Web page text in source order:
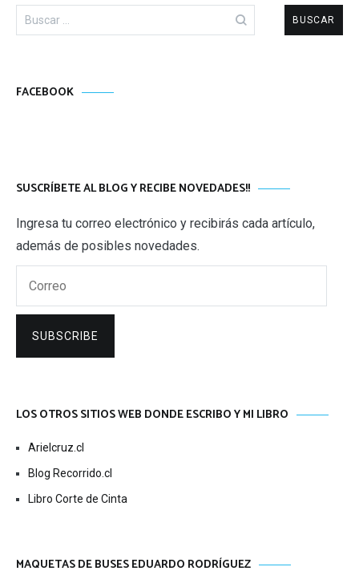
Buscar:
FACEBOOK
SUSCRÍBETE AL BLOG Y RECIBE NOVEDADES!!
Ingresa tu correo electrónico y recibirás cada artículo,
además de posibles novedades.
SUBSCRIBE
LOS OTROS SITIOS WEB DONDE ESCRIBO Y MI LIBRO
Arielcruz.cl
Blog Recorrido.cl
Libro Corte de Cinta
MAQUETAS DE BUSES EDUARDO RODRÍGUEZ